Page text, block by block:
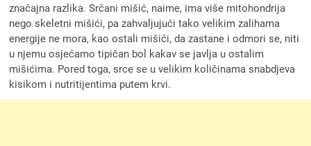
značajna razlika. Srčani mišić, naime, ima više mitohondrija
nego skeletni mišići, pa zahvaljujući tako velikim zalihama
energije ne mora, kao ostali mišići, da zastane i odmori se, niti
u njemu osjećamo tipičan bol kakav se javlja u ostalim
mišićima. Pored toga, srce se u velikim količinama snabdjeva
kisikom i nutritijentima putem krvi.